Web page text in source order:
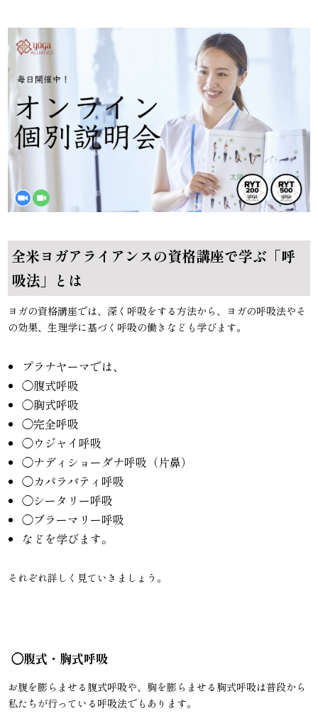
全米ヨガアライアンスの資格講座で学ぶ「呼
吸法」とは
ヨガの資格講座では、深く呼吸をする方法から、ヨガの呼吸法やそ
の効果、生理学に基づく呼吸の働きなども学びます。
プラナヤーマでは、
◯腹式呼吸
◯胸式呼吸
◯完全呼吸
◯ウジャイ呼吸
◯ナディショーダナ呼吸（片鼻）
◯カパラバティ呼吸
◯シータリー呼吸
◯ブラーマリー呼吸
などを学びます。
それぞれ詳しく見ていきましょう。
◯腹式・胸式呼吸
お腹を膨らませる腹式呼吸や、胸を膨らませる胸式呼吸は普段から
私たちが行っている呼吸法でもあります。